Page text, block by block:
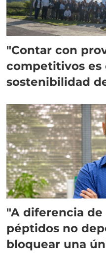
"Contar con
competitivos es
sostenibilidad
"A diferencia
péptidos no
bloquear una